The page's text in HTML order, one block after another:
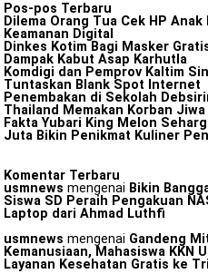
Pos-pos Terbaru
Dilema Orang Tua Cek HP Anak
Keamanan Digital
Dinkes Kotim Bagi Masker
Dampak Kabut Asap Karhutla
Komdigi dan Pemprov Kaltim
Tuntaskan Blank Spot Internet
Penembakan di Sekolah
Thailand Memakan Korban Jiwa
Fakta Yubari King Melon
Juta Bikin Penikmat Kuliner
Komentar Terbaru
usmnews mengenai Bikin
Siswa SD Peraih Pengakuan
Laptop dari Ahmad Luthfi
usmnews mengenai Gandeng
Kemanusiaan, Mahasiswa KKN
Layanan Kesehatan Gratis ke